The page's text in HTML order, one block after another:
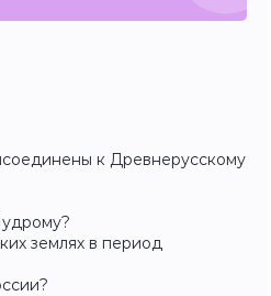
к Древнерусскому
землях в период